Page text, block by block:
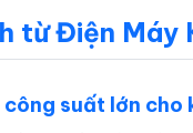
từ Điện Máy
suất lớn